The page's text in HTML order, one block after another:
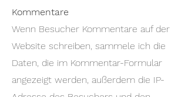
Kommentare
Wenn Besucher Kommentare auf der
Website schreiben, sammele ich die
Daten, die im Kommentar-Formular
angezeigt werden, außerdem die IP-